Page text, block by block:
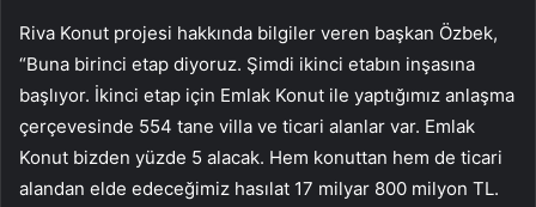
Riva Konut projesi hakkında bilgiler veren başkan Özbek,
“Buna birinci etap diyoruz. Şimdi ikinci etabın inşasına
başlıyor. İkinci etap için Emlak Konut ile yaptığımız anlaşma
çerçevesinde 554 tane villa ve ticari alanlar var. Emlak
Konut bizden yüzde 5 alacak. Hem konuttan hem de ticari
alandan elde edeceğimiz hasılat 17 milyar 800 milyon TL.